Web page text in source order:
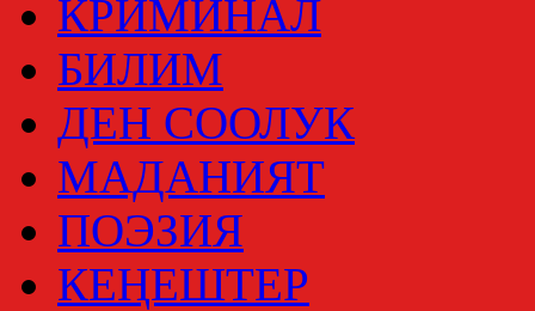
КРИМИНАЛ
БИЛИМ
ДЕН СООЛУК
МАДАНИЯТ
ПОЭЗИЯ
КЕҢЕШТЕР